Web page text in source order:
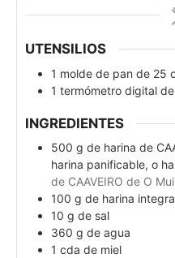
UTENSILIOS
1 molde de pan de 25
1 termómetro digital
INGREDIENTES
500 g de harina de
harina panificable, o
de CAAVEIRO de O
100 g de harina
10 g de sal
360 g de agua
1 cda de miel